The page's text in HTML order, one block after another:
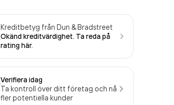
Kreditbetyg från Dun & Bradstreet
Okänd kreditvärdighet. Ta reda på
rating här.
Verifiera idag
Ta kontroll över ditt företag och nå
fler potentiella kunder